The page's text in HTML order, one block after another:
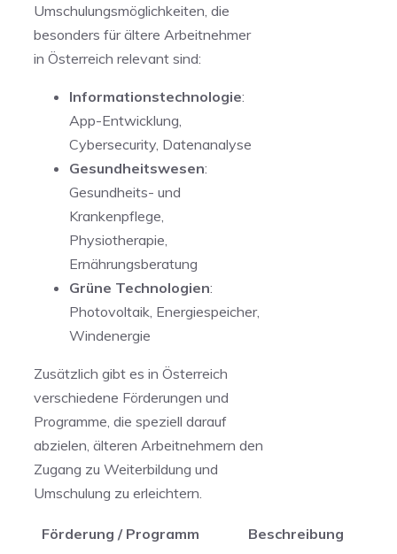
Umschulungsmöglichkeiten, die
besonders für ältere Arbeitnehmer
in Österreich ⁣relevant sind:
Informationstechnologie:
App-Entwicklung,
Cybersecurity, Datenanalyse
Gesundheitswesen:
Gesundheits- und
Krankenpflege,
Physiotherapie,
Ernährungsberatung
Grüne Technologien:
Photovoltaik, Energiespeicher,
Windenergie
Zusätzlich gibt es in Österreich
verschiedene Förderungen und
Programme, die speziell darauf
abzielen, älteren Arbeitnehmern den
Zugang zu Weiterbildung und
Umschulung zu ‌erleichtern.
Förderung / ‌Programm Beschreibung